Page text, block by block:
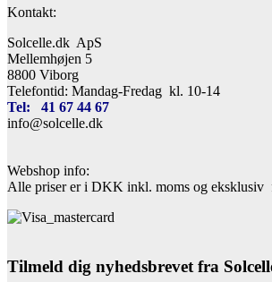
Kontakt:
Solcelle.dk ApS
Mellemhøjen 5
8800 Viborg
Telefontid: Mandag-Fredag kl. 10-14
Tel: 41 67 44 67
info@solcelle.dk
Webshop info:
Alle priser er i DKK inkl. moms og eksklusiv
Tilmeld dig nyhedsbrevet fra